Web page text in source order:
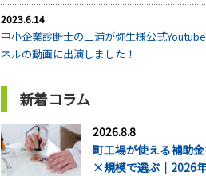
2023.6.14
中小企業診断士の三浦が弥生様公式
ネルの動画に出演しました！
新着コラム
2026.8.8
町工場が使える補助
×規模で選ぶ｜2026